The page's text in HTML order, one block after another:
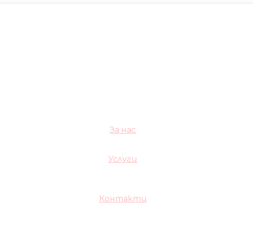
За нас
Услуги
Контакти